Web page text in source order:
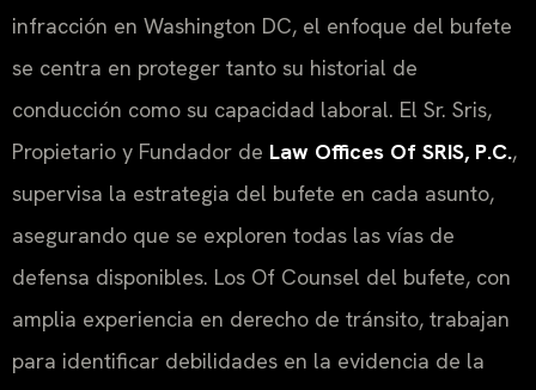
infracción en Washington DC, el enfoque del bufete
se centra en proteger tanto su historial de
conducción como su capacidad laboral. El Sr. Sris,
Propietario y Fundador de Law Offices Of SRIS, P.C.,
supervisa la estrategia del bufete en cada asunto,
asegurando que se exploren todas las vías de
defensa disponibles. Los Of Counsel del bufete, con
amplia experiencia en derecho de tránsito, trabajan
para identificar debilidades en la evidencia de la